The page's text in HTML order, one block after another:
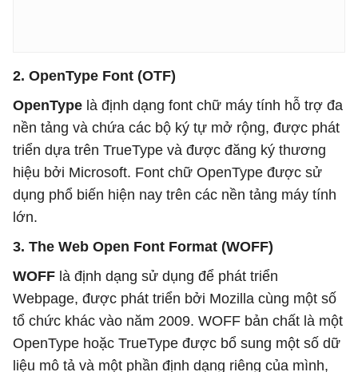
2. OpenType Font (OTF)
OpenType là định dạng font chữ máy tính hỗ trợ đa
nền tảng và chứa các bộ ký tự mở rộng, được phát
triển dựa trên TrueType và được đăng ký thương
hiệu bởi Microsoft. Font chữ OpenType được sử
dụng phổ biến hiện nay trên các nền tảng máy tính
lớn.
3. The Web Open Font Format (WOFF)
WOFF là định dạng sử dụng để phát triển
Webpage, được phát triển bởi Mozilla cùng một số
tổ chức khác vào năm 2009. WOFF bản chất là một
OpenType hoặc TrueType được bổ sung một số dữ
liệu mô tả và một phần định dạng riêng của mình,